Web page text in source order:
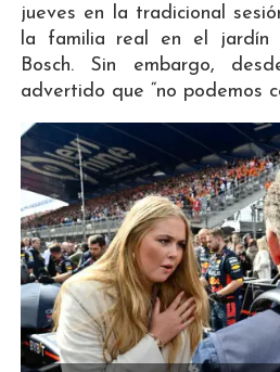
jueves en la tradicional
la familia real en el jardín
Bosch. Sin embargo,
advertido que “no podemos